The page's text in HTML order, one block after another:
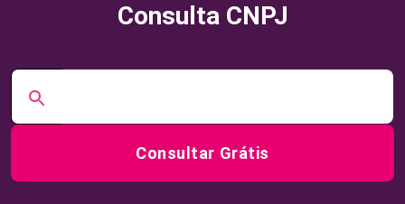
Consulta CNPJ
Consultar Grátis